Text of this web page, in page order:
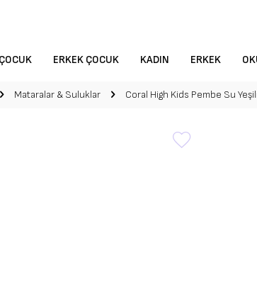
ERKEK ÇOCUK KADIN ERKEK
Mataralar & Suluklar Coral High Kids Pembe Su